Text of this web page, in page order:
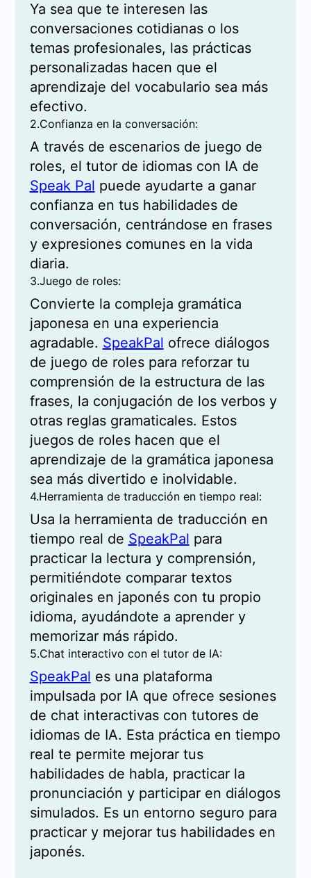
Ya sea que te interesen las
conversaciones cotidianas o los
temas profesionales, las prácticas
personalizadas hacen que el
aprendizaje del vocabulario sea más
efectivo.
2.Confianza en la conversación:
A través de escenarios de juego de
roles, el tutor de idiomas con IA de
Speak Pal puede ayudarte a ganar
confianza en tus habilidades de
conversación, centrándose en frases
y expresiones comunes en la vida
diaria.
3.Juego de roles:
Convierte la compleja gramática
japonesa en una experiencia
agradable. SpeakPal ofrece diálogos
de juego de roles para reforzar tu
comprensión de la estructura de las
frases, la conjugación de los verbos y
otras reglas gramaticales. Estos
juegos de roles hacen que el
aprendizaje de la gramática japonesa
sea más divertido e inolvidable.
4.Herramienta de traducción en tiempo real:
Usa la herramienta de traducción en
tiempo real de SpeakPal para
practicar la lectura y comprensión,
permitiéndote comparar textos
originales en japonés con tu propio
idioma, ayudándote a aprender y
memorizar más rápido.
5.Chat interactivo con el tutor de IA:
SpeakPal es una plataforma
impulsada por IA que ofrece sesiones
de chat interactivas con tutores de
idiomas de IA. Esta práctica en tiempo
real te permite mejorar tus
habilidades de habla, practicar la
pronunciación y participar en diálogos
simulados. Es un entorno seguro para
practicar y mejorar tus habilidades en
japonés.